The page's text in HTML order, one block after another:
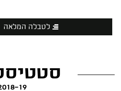
לטבלה המלאה
19